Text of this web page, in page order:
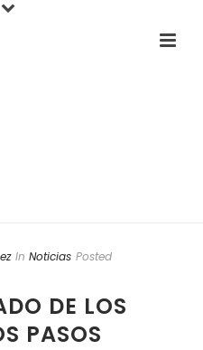
In Noticias Posted
DE LOS
PASOS